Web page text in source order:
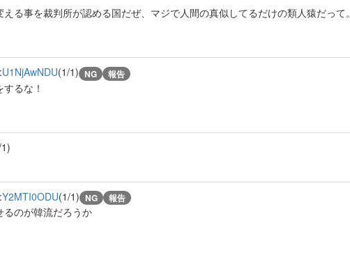
る事を裁判所が認める国だぜ、マジで人間の真似してるだけの類人猿だって。
U1NjAwNDU(1/1) NG 報告
るな！
Y2MTI0ODU(1/1) NG 報告
のが韓流だろうか